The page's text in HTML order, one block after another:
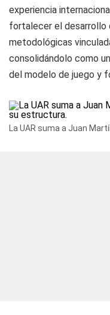
experiencia
fortalecer el desarrollo
metodológicas
consolidándolo como
del modelo de juego y
La UAR suma a Juan